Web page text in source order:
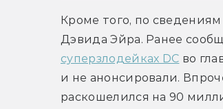
Кроме того, по
Дэвида Эйра. Ранее
суперзлодейках DC во
и не анонсировали.
раскошелился на 90